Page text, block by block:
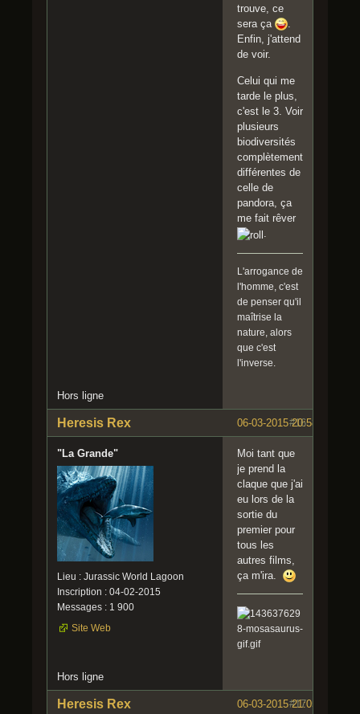
trouve, ce
sera ça
.
Enfin, j'attend
de voir.
Celui qui me
tarde le plus,
c'est le 3. Voir
plusieurs
biodiversités
complètement
différentes de
celle de
pandora, ça
me fait rêver
.
L'arrogance de
l'homme, c'est
de penser qu'il
maîtrise la
nature, alors
que c'est
l'inverse.
Hors ligne
#16
06-03-2015 20:58:19
Heresis Rex
"La Grande"
Lieu : Jurassic World Lagoon
Inscription : 04-02-2015
Messages : 1 900
Site Web
Moi tant que
je prend la
claque que j'ai
eu lors de la
sortie du
premier pour
tous les
autres films,
ça m'ira.
Hors ligne
#17
06-03-2015 21:05:10
Heresis Rex